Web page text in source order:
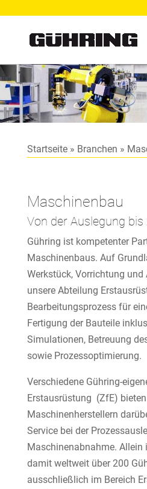
Startseite» Branchen »
Maschinenbau
Von der Auslegung
Gühring ist kompetenter
Maschinenbaus. Auf
Werkstück, Vorrichtung
unsere Abteilung
Bearbeitungsprozess für
Fertigung der Bauteile
Simulationen, Betreuung
sowie Prozessoptimierung.
Verschiedene Gühring-
Erstausrüstung (ZfE)
Maschinenherstellern
Service bei der
Maschinenabnahme. Allein
damit weltweit über 200
ausschließlich im Bereich